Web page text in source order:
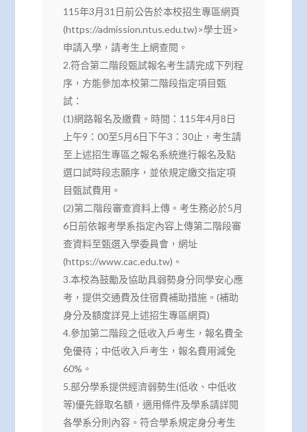
115年3月31日前公告於本校招生專區網頁
(https://admission.ntus.edu.tw)>學士班>
申請入學，請考生上網查閱。
2.符合第二階段甄試報名考生請完成下列程
序，方能參加本校第二階段指定項目甄
試：
(1)網路報名及繳費。時間：115年4月8日
上午9：00至5月6日下午3：30止，考生請
至上述招生專區之報名系統進行報名及點
選口試時段志願序，並依規定繳交指定項
目甄試費用。
(2)第二階段審查資料上傳。考生務必於5月
6日前依報考學系指定內容上傳第二階段審
查資料至甄選入學委員會，網址
(https://www.cac.edu.tw)。
3.本校為鼓勵及協助具弱勢身分同學安心應
考，提供交通費及住宿費補助措施。(補助
身分及額度詳見上述招生專區網頁)
4.參加第二階段之低收入戶考生，報名費全
免優待；中低收入戶考生，報名費用減免
60%。
5.部分學系提供經濟弱勢生(低收、中低收
等)優先錄取名額，適用條件及學系請詳閱
各學系分則內容。符合學系規定身分考生